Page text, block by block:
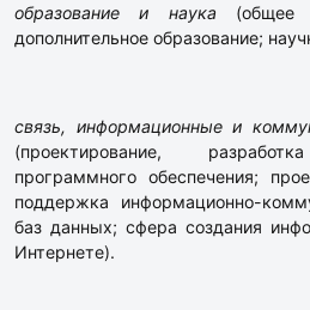
образование и наука (общее
дополнительное образование;
связь, информационные и
(проектирование,
программного обеспечения;
поддержка информационно-
баз данных; сфера создания
Интернете).